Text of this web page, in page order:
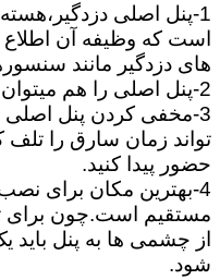
1-پنل اصلی
است که وظیفه آن
های دزدگیر مانند
2-پنل اصلی را هم میتوان به صورت مخفیانه نصب کرد.
3-مخفی کردن پنل اصلی
تواند زمان سارق را تلف
حضور پیدا کنید.
4-بهترین مکان برای
مستقیم است.چون برای
از چشمی ها به پنل
شود.